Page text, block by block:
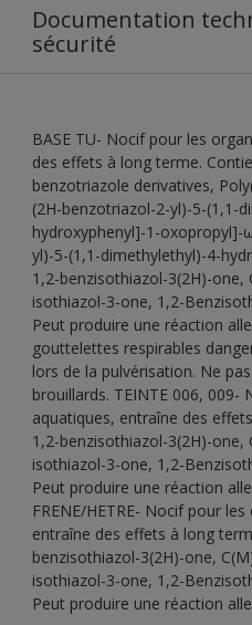
Documentation
sécurité
BASE TU- Nocif pour les
des effets à long terme.
benzotriazole derivatives,
(2H-benzotriazol-2-yl)-5-(1,1-
hydroxyphenyl]-1-oxopropyl]-
yl)-5-(1,1-dimethylethyl)-4-
1,2-benzisothiazol-3(2H)-
isothiazol-3-one, 1,2-
Peut produire une réaction
gouttelettes respirables
lors de la pulvérisation. Ne
brouillards. TEINTE 006, 009-
aquatiques, entraîne des
1,2-benzisothiazol-3(2H)-
isothiazol-3-one, 1,2-
Peut produire une réaction
FRENE/HETRE- Nocif pour
entraîne des effets à long
benzisothiazol-3(2H)-one,
isothiazol-3-one, 1,2-
Peut produire une réaction